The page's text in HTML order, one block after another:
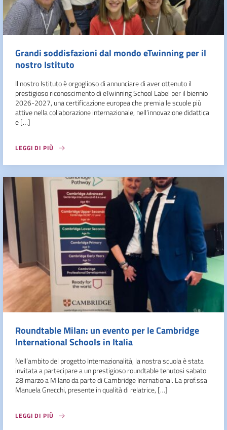
Grandi soddisfazioni dal mondo eTwinning per il
nostro Istituto
Il nostro Istituto è orgoglioso di annunciare di aver ottenuto il
prestigioso riconoscimento di eTwinning School Label per il biennio
2026-2027, una certificazione europea che premia le scuole più
attive nella collaborazione internazionale, nell’innovazione didattica
e […]
LEGGI DI PIÙ
Roundtable Milan: un evento per le Cambridge
International Schools in Italia
Nell’ambito del progetto Internazionalità, la nostra scuola è stata
invitata a partecipare a un prestigioso roundtable tenutosi sabato
28 marzo a Milano da parte di Cambridge Inernational. La prof.ssa
Manuela Gnecchi, presente in qualità di relatrice, […]
LEGGI DI PIÙ